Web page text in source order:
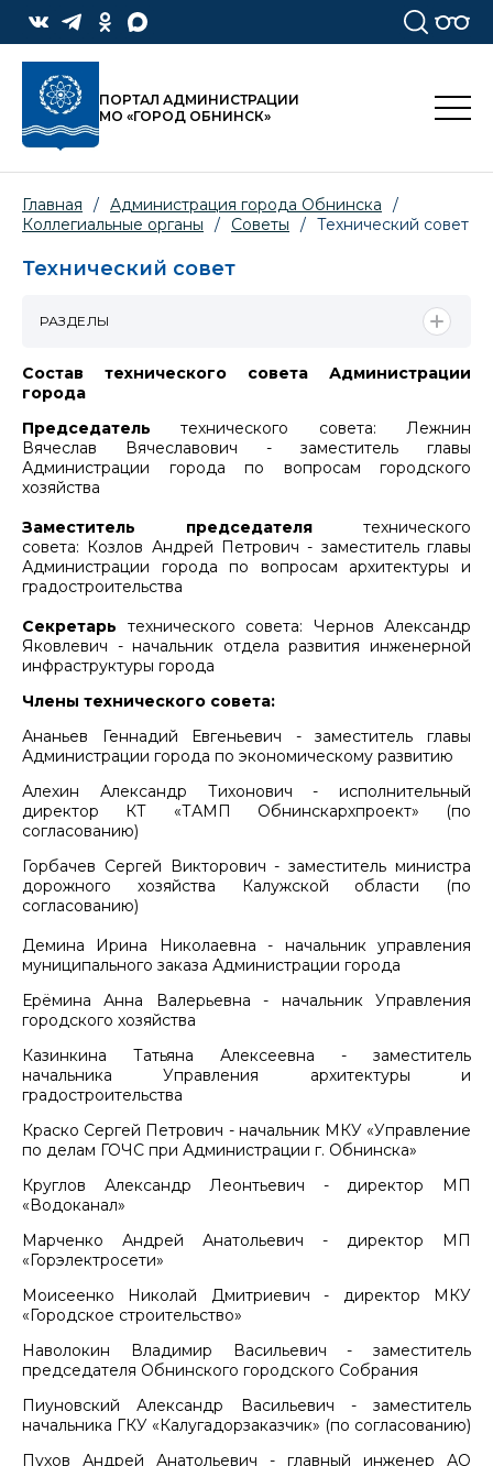
ПОРТАЛ АДМИНИСТРАЦИИ
МО «ГОРОД ОБНИНСК»
Главная / Администрация города Обнинска
/
Коллегиальные органы
/ Советы / Технический совет
Технический совет
Состав технического совета Администрации
города
Председатель технического совета: Лежнин
Вячеслав Вячеславович - заместитель главы
Администрации города по вопросам городского
хозяйства
Заместитель председателя технического
совета: Козлов Андрей Петрович - заместитель главы
Администрации города по вопросам архитектуры и
градостроительства
Секретарь технического совета: Чернов Александр
Яковлевич - начальник отдела развития инженерной
инфраструктуры города
Члены технического совета:
Ананьев Геннадий Евгеньевич - заместитель главы
Администрации города по экономическому развитию
Алехин Александр Тихонович - исполнительный
директор КТ «ТАМП Обнинскархпроект» (по
согласованию)
Горбачев Сергей Викторович - заместитель министра
дорожного хозяйства Калужской области (по
согласованию)
Демина Ирина Николаевна - начальник управления
муниципального заказа Администрации города
Ерёмина Анна Валерьевна - начальник Управления
городского хозяйства
Казинкина Татьяна Алексеевна - заместитель
начальника Управления архитектуры и
градостроительства
Краско Сергей Петрович - начальник МКУ «Управление
по делам ГОЧС при Администрации г. Обнинска»
Круглов Александр Леонтьевич - директор МП
«Водоканал»
Марченко Андрей Анатольевич - директор МП
«Горэлектросети»
Моисеенко Николай Дмитриевич - директор МКУ
«Городское строительство»
Наволокин Владимир Васильевич - заместитель
председателя Обнинского городского Собрания
Пиуновский Александр Васильевич - заместитель
начальника ГКУ «Калугадорзаказчик» (по согласованию)
Пухов Андрей Анатольевич - главный инженер АО
РАЗДЕЛЫ